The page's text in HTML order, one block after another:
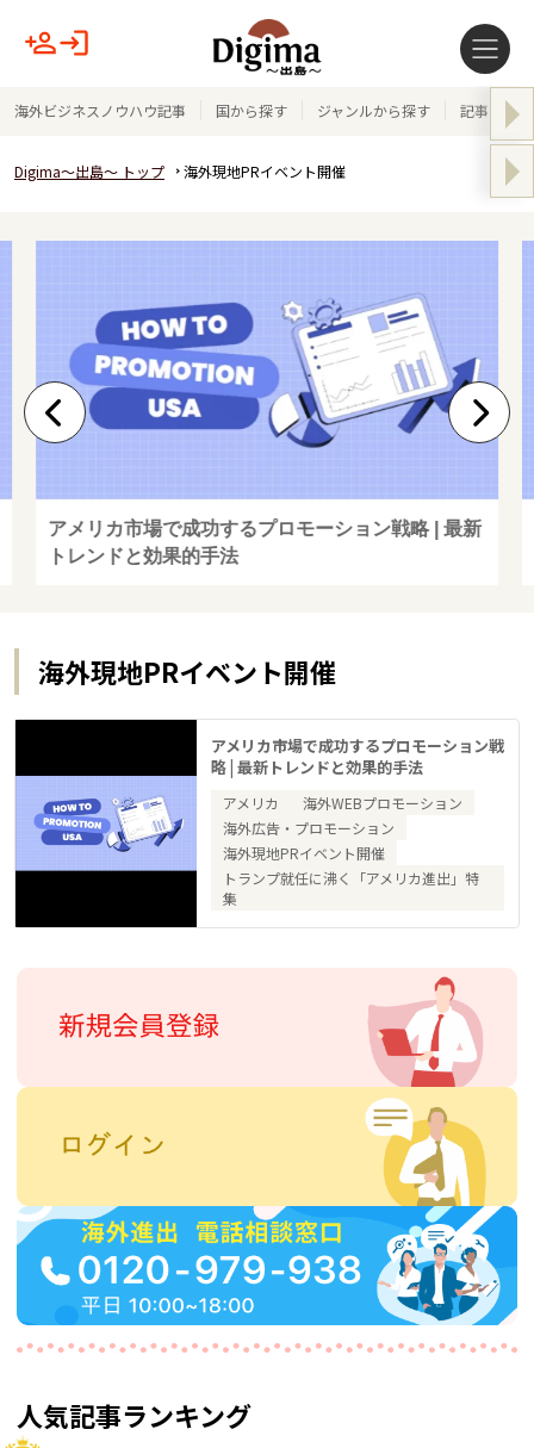
海外ビジネスノウハウ記事 国から探す ジャンルから探す 記事テー
Digima～出島～ トップ 海外現地PRイベント開催
アメリカ市場で成功するプロモーション戦略 | 最新
トレンドと効果的手法
海外現地PRイベント開催
アメリカ市場で成功するプロモーション戦
略 | 最新トレンドと効果的手法
アメリカ
海外WEBプロモーション
海外広告・プロモーション
海外現地PRイベント開催
トランプ就任に沸く「アメリカ進出」特
集
人気記事ランキング